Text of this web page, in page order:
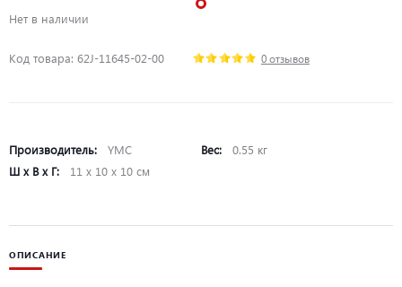
Нет в наличии
Код товара: 62J-11645-02-00 0 отзывов
Производитель: YMC Вес:
0.55 кг
Ш х В х Г:
11 х 10 х 10 см
ОПИСАНИЕ